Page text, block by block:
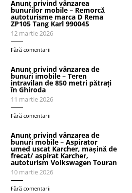
Anunț privind vânzarea
bunurilor mobile – Remorcă
autoturisme marca D Rema
ZP105 Tang Karl 990045
12 martie 2026
Fără comentarii
Anunț privind vânzarea de
bunuri imobile – Teren
intravilan de 850 metri pătrați
în Ghiroda
11 martie 2026
Fără comentarii
Anunț privind vânzarea de
bunuri mobile – Aspirator
umed uscat Karcher, mașină de
frecat/ aspirat Karcher,
autoturism Volkswagen Touran
10 martie 2026
Fără comentarii